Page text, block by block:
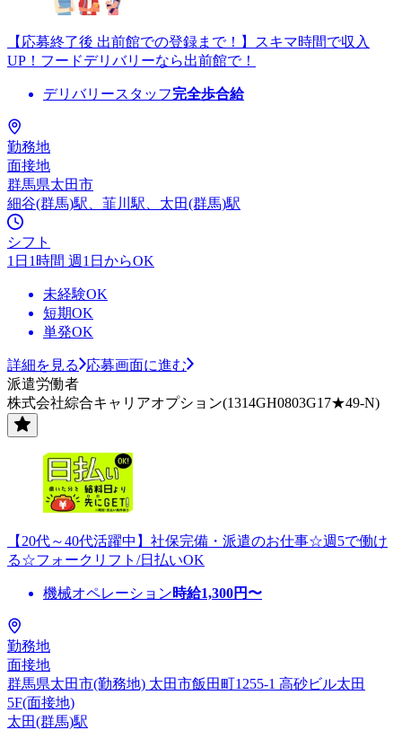
【応募終了後 出前館での登録まで！】スキマ時間で収入
UP！フードデリバリーなら出前館で！
デリバリースタッフ完全歩合給
勤務地
面接地
群馬県太田市
細谷(群馬)駅、韮川駅、太田(群馬)駅
シフト
1日1時間 週1日からOK
未経験OK
短期OK
単発OK
詳細を見る
応募画面に進む
派遣労働者
株式会社綜合キャリアオプション(1314GH0803G17★49-N)
【20代～40代活躍中】社保完備・派遣のお仕事☆週5で働け
る☆フォークリフト/日払いOK
機械オペレーション時給1,300円〜
勤務地
面接地
群馬県太田市(勤務地) 太田市飯田町1255-1 高砂ビル太田
5F(面接地)
太田(群馬)駅